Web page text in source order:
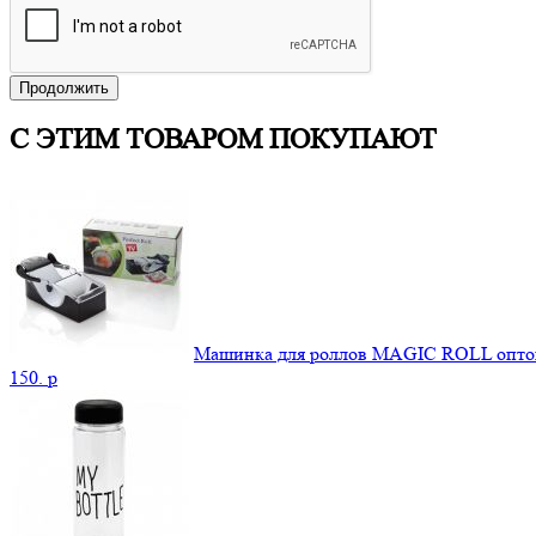
Продолжить
С ЭТИМ ТОВАРОМ ПОКУПАЮТ
Машинка для роллов MAGIC ROLL
150. p